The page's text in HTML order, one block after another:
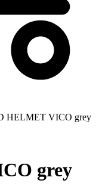
HELMET VICO grey
grey